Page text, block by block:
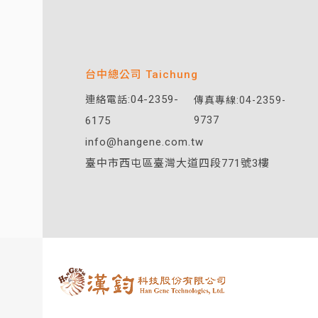
台中總公司 Taichung
連絡電話:04-2359-
6175
傳真專線:04-2359-
9737
info@hangene.com.tw
臺中市西屯區臺灣大道四段771號3樓